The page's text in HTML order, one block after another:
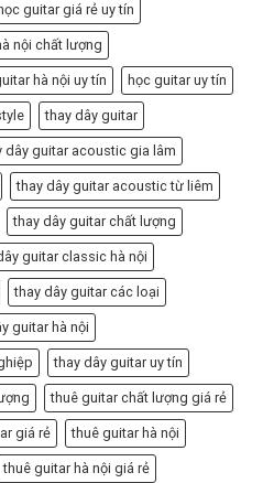
học guitar giá rẻ uy tín
nội chất lượng
hà nội uy tín học guitar uy tín
thay dây guitar
dây guitar acoustic gia lâm
thay dây guitar acoustic từ liêm
thay dây guitar chất lượng
guitar classic hà nội
thay dây guitar các loại
guitar hà nội
thay dây guitar uy tín
thuê guitar chất lượng giá rẻ
giá rẻ thuê guitar hà nội
thuê guitar hà nội giá rẻ